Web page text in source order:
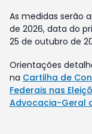
As medidas serão
de 2026, data do
25 de outubro de
Orientações
na Cartilha de
Federais nas
Advocacia-Geral